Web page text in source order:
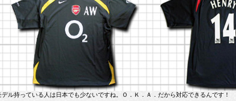
ル持っている人は日本でも少ないですね。Ｏ．Ｋ．Ａ．だから対応できるんです！